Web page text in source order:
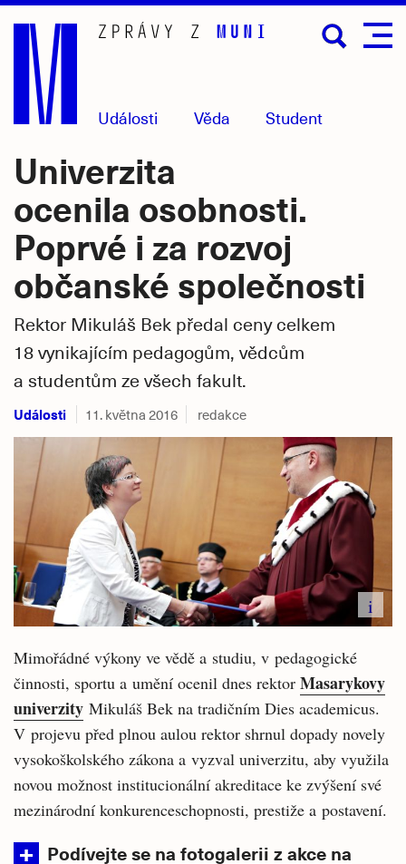
Přejít
hlavní
obsah
Události Věda Student
Univerzita
ocenila osobnosti.
Poprvé i za rozvoj
občanské společnosti
Rektor Mikuláš Bek předal ceny celkem
18 vynikajícím pedagogům, vědcům
a studentům ze všech fakult.
Události 11. května 2016 redakce
i
Mimořádné výkony ve vědě a studiu, v pedagogické
činnosti, sportu a umění ocenil dnes rektor Masarykovy
univerzity Mikuláš Bek na tradičním Dies academicus.
V projevu před plnou aulou rektor shrnul dopady novely
vysokoškolského zákona a vyzval univerzitu, aby využila
novou možnost institucionální akreditace ke zvýšení své
mezinárodní konkurenceschopnosti, prestiže a postavení.
Podívejte se na fotogalerii z akce na